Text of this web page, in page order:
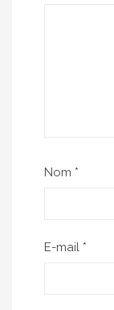
Nom *
E-mail *